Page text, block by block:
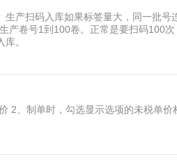
产扫码入库如果标签量大，同一批号
产卷号1到100卷。正常是要扫码100次
。
2、制单时，勾选显示选项的未税单价